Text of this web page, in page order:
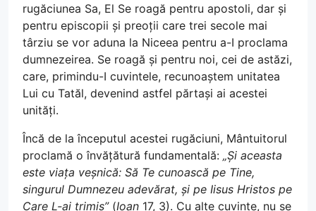
rugăciunea Sa, El Se roagă pentru apostoli, dar și
pentru episcopii și preoții care trei secole mai
târziu se vor aduna la Niceea pentru a-I proclama
dumnezeirea. Se roagă și pentru noi, cei de astăzi,
care, primindu-I cuvintele, recunoaștem unitatea
Lui cu Tatăl, devenind astfel părtași ai acestei
unități.
Încă de la începutul acestei rugăciuni, Mântuitorul
proclamă o învățătură fundamentală: „Și aceasta
este viața veșnică: Să Te cunoască pe Tine,
singurul Dumnezeu adevărat, și pe Iisus Hristos pe
Care L-ai trimis”(Ioan 17, 3). Cu alte cuvinte, nu se